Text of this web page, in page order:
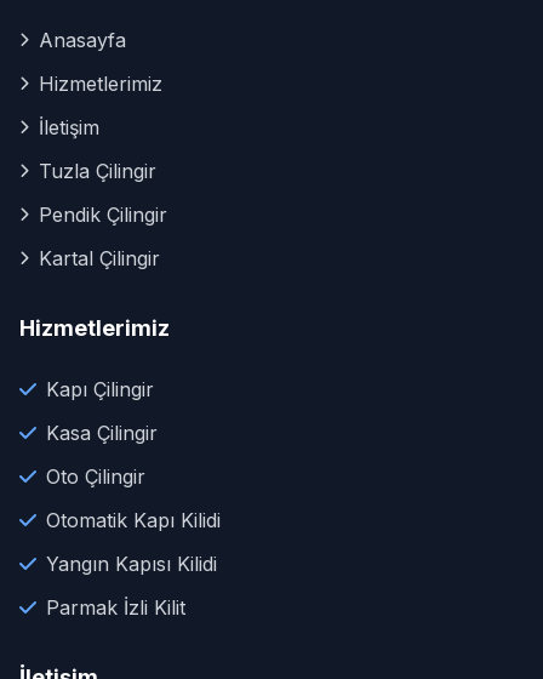
Anasayfa
Hizmetlerimiz
İletişim
Tuzla Çilingir
Pendik Çilingir
Kartal Çilingir
Hizmetlerimiz
Kapı Çilingir
Kasa Çilingir
Oto Çilingir
Otomatik Kapı Kilidi
Yangın Kapısı Kilidi
Parmak İzli Kilit